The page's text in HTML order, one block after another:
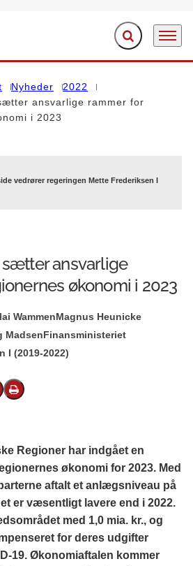
Fold søgefelt ud
Menu
Nyheder
2022
ansvarlige rammer for
i 2023
vedrører regeringen Mette Frederiksen I
ansvarlige
økonomi i 2023
WammenMagnus Heunicke
MadsenFinansministeriet
I (2019-2022)
email
Print
Regioner har indgået en
økonomi for 2023. Med
aftalt et anlægsniveau på
er væsentligt lavere end i 2022.
med 1,0 mia. kr., og
for deres udgifter
19. Økonomiaftalen kommer